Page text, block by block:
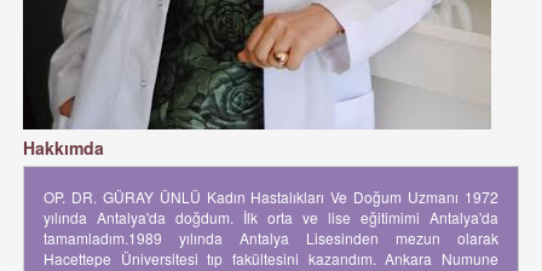
Hakkımda
OP. DR. GÜRAY ÜNLÜ Kadın Hastalıkları Ve Doğum Uzmanı 1972
yılında Antalya'da doğdum. İlk orta ve lise eğitimimi Antalya'da
tamamladım.1989 yılında Antalya Lisesinden mezun olarak
Hacettepe Üniversitesi tıp fakültesini kazandım. Ankara Numune